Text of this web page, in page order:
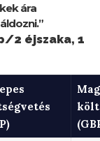
ára
2 éjszaka, 1